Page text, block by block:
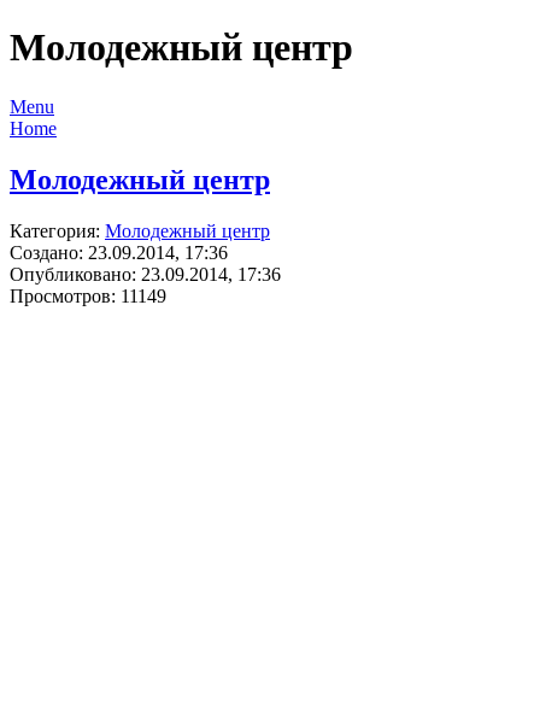
Молодежный центр
Menu
Home
Молодежный центр
Категория: Молодежный центр
Создано: 23.09.2014, 17:36
Опубликовано: 23.09.2014, 17:36
Просмотров: 11149